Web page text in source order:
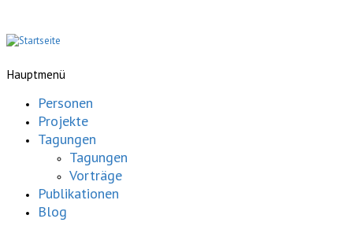
Hauptmenü
Personen
Projekte
Tagungen
Tagungen
Vorträge
Publikationen
Blog